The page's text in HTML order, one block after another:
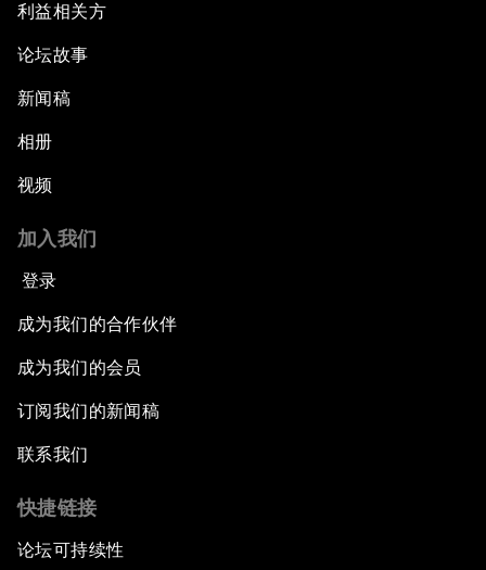
利益相关方
论坛故事
新闻稿
相册
视频
加入我们
登录
成为我们的合作伙伴
成为我们的会员
订阅我们的新闻稿
联系我们
快捷链接
论坛可持续性